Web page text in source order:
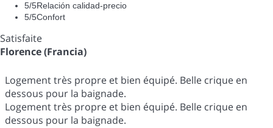
5/5Relación calidad-precio
5/5Confort
Satisfaite
Florence (Francia)
Logement très propre et bien équipé. Belle crique en
dessous pour la baignade.
Logement très propre et bien équipé. Belle crique en
dessous pour la baignade.